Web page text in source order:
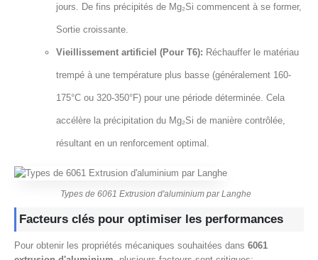
jours. De fins précipités de Mg₂Si commencent à se former,
Sortie croissante.
Vieillissement artificiel (Pour T6): Réchauffer le matériau
trempé à une température plus basse (généralement 160-
175°C ou 320-350°F) pour une période déterminée. Cela
accélère la précipitation du Mg₂Si de manière contrôlée,
résultant en un renforcement optimal.
Types de 6061 Extrusion d'aluminium par Langhe
Facteurs clés pour optimiser les performances
Pour obtenir les propriétés mécaniques souhaitées dans 6061